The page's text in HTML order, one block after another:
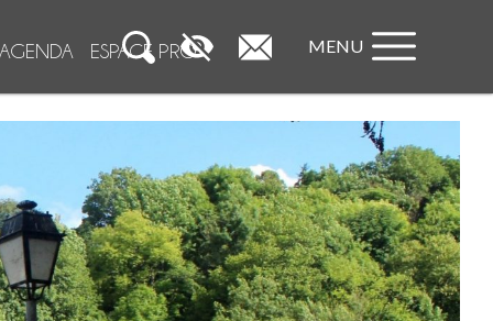
AGENDA ESPACE PRO MENU